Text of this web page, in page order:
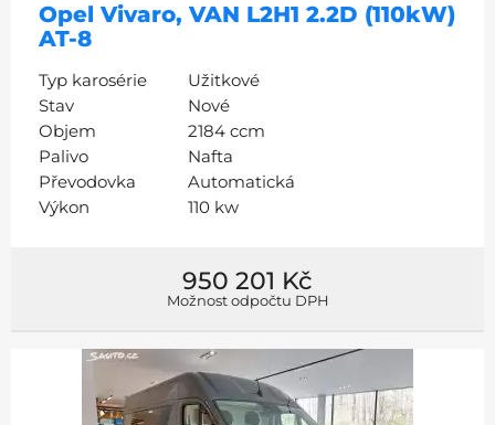
Opel Vivaro, VAN L2H1 2.2D (110kW)
AT-8
Typ karosérie
Užitkové
Stav
Nové
Objem
2184 ccm
Palivo
Nafta
Převodovka
Automatická
Výkon
110 kw
950 201 Kč
Možnost odpočtu DPH